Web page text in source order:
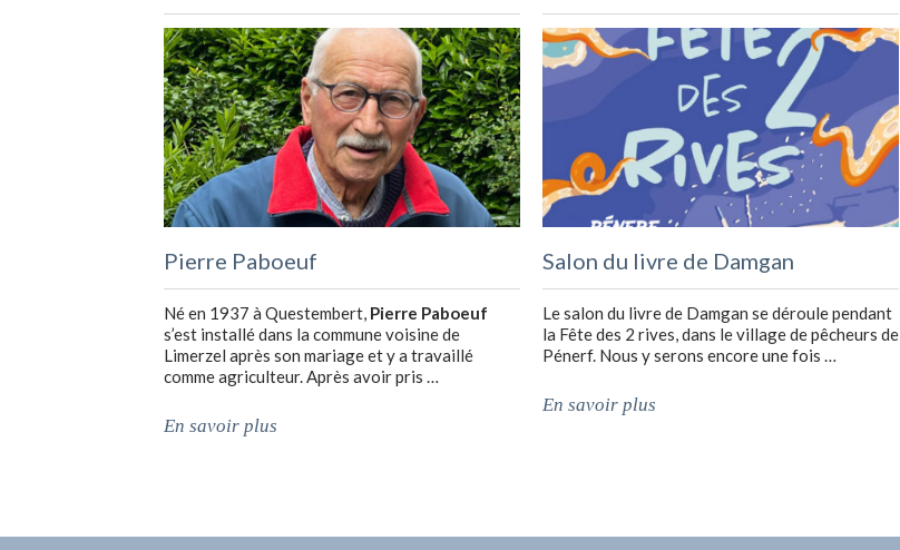
Pierre Paboeuf
Né en 1937 à Questembert, Pierre Paboeuf
s’est installé dans la commune voisine de
Limerzel après son mariage et y a travaillé
comme agriculteur. Après avoir pris …
En savoir plus
Salon du livre de Damgan
Le salon du livre de Damgan se déroule pendant
la Fête des 2 rives, dans le village de pêcheurs de
Pénerf. Nous y serons encore une fois …
En savoir plus